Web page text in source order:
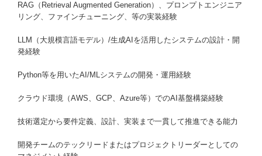
RAG（Retrieval Augmented Generation）、プロンプトエンジニア
リング、ファインチューニング、等の実装経験
LLM（大規模言語モデル）/生成AIを活用したシステムの設計・開
発経験
Python等を用いたAI/MLシステムの開発・運用経験
クラウド環境（AWS、GCP、Azure等）でのAI基盤構築経験
技術選定から要件定義、設計、実装まで一貫して推進できる能力
開発チームのテックリードまたはプロジェクトリーダーとしての